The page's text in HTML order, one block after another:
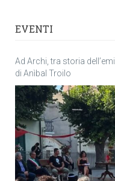
EVENTI
Ad Archi, tra storia
di Anìbal Troilo